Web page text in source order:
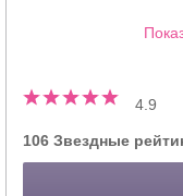
4.9
106 Звездные